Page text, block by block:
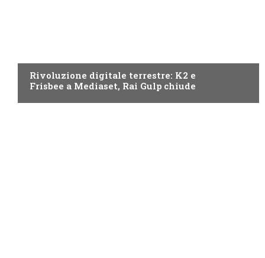
Rivoluzione digitale terrestre: K2 e
Frisbee a Mediaset, Rai Gulp chiude